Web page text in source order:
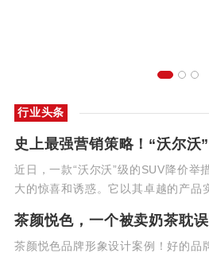
XIAOMI SU7营销策略揭秘：如何
行业头条
史上最强营销策略！“沃尔沃
至9.86万，要啥比亚迪？
近日，一款“沃尔沃”级的SUV降价举
大的惊喜和诱惑。它以其卓越的产品
茶颜悦色，一个被卖奶茶耽
茶颜悦色品牌形象设计案例！好的品